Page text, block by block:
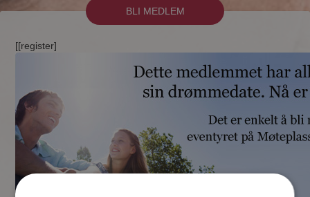
BLI MEDLEM
[[register]